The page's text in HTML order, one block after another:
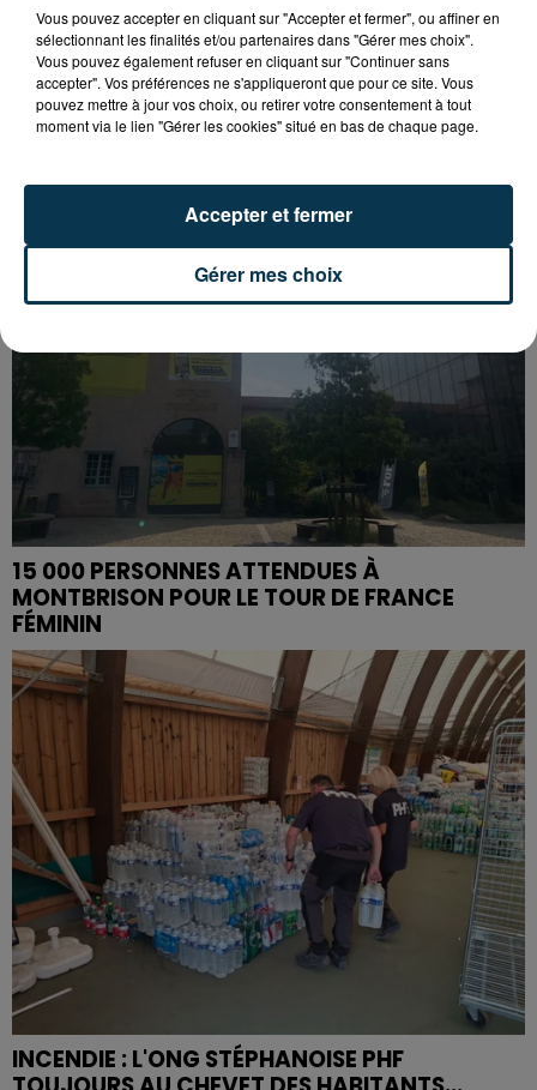
SAINT-ETIENNE : UN ENFANT DÉCÈDE APRÈS
UNE CHUTE DU 8E ÉTAGE
15 000 PERSONNES ATTENDUES À
MONTBRISON POUR LE TOUR DE FRANCE
FÉMININ
INCENDIE : L'ONG STÉPHANOISE PHF
Vous pouvez accepter en cliquant sur "Accepter et fermer", ou affiner en
sélectionnant les finalités et/ou partenaires dans "Gérer mes choix".
Vous pouvez également refuser en cliquant sur "Continuer sans
accepter". Vos préférences ne s'appliqueront que pour ce site. Vous
pouvez mettre à jour vos choix, ou retirer votre consentement à tout
moment via le lien "Gérer les cookies" situé en bas de chaque page.
Gérer mes choix
Accepter et fermer